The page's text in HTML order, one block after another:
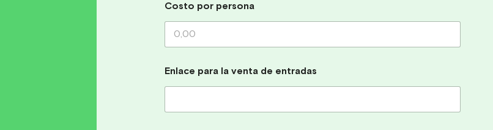
Costo por persona
Enlace para la venta de entradas